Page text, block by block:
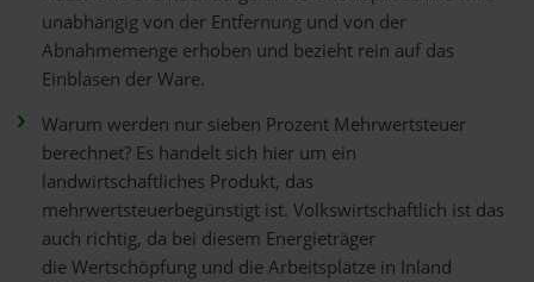
unabhängig von der Entfernung und von der
Abnahmemenge erhoben und bezieht rein auf das
Einblasen der Ware.
Warum werden nur sieben Prozent Mehrwertsteuer
berechnet? Es handelt sich hier um ein
landwirtschaftliches Produkt, das
mehrwertsteuerbegünstigt ist. Volkswirtschaftlich ist das
auch richtig, da bei diesem Energieträger
die Wertschöpfung und die Arbeitsplätze in Inland